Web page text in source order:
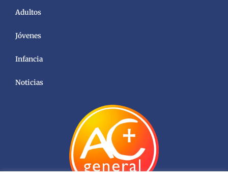
Adultos
Jóvenes
Infancia
Noticias